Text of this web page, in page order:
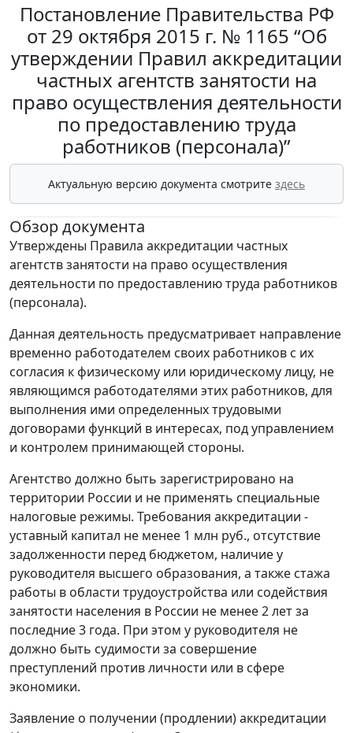
Постановление Правительства РФ
от 29 октября 2015 г. № 1165 “Об
утверждении Правил аккредитации
частных агентств занятости на
право осуществления деятельности
по предоставлению труда
работников (персонала)”
Актуальную версию документа смотрите здесь
Обзор документа
Утверждены Правила аккредитации частных
агентств занятости на право осуществления
деятельности по предоставлению труда работников
(персонала).
Данная деятельность предусматривает направление
временно работодателем своих работников с их
согласия к физическому или юридическому лицу, не
являющимся работодателями этих работников, для
выполнения ими определенных трудовыми
договорами функций в интересах, под управлением
и контролем принимающей стороны.
Агентство должно быть зарегистрировано на
территории России и не применять специальные
налоговые режимы. Требования аккредитации -
уставный капитал не менее 1 млн руб., отсутствие
задолженности перед бюджетом, наличие у
руководителя высшего образования, а также стажа
работы в области трудоустройства или содействия
занятости населения в России не менее 2 лет за
последние 3 года. При этом у руководителя не
должно быть судимости за совершение
преступлений против личности или в сфере
экономики.
Заявление о получении (продлении) аккредитации